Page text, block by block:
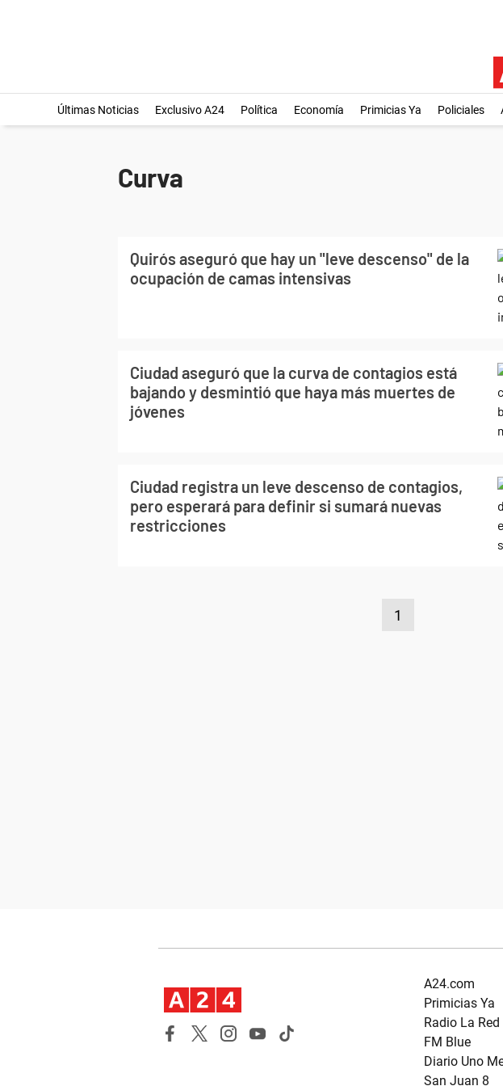
Últimas Noticias Exclusivo A24 Política Economía Primicias Ya Policiales
Curva
Quirós aseguró que hay un "leve descenso" de la
ocupación de camas intensivas
Ciudad aseguró que la curva de contagios está
bajando y desmintió que haya más muertes de
jóvenes
Ciudad registra un leve descenso de contagios,
pero esperará para definir si sumará nuevas
restricciones
1
A24.com
Primicias Ya
Radio La Red
FM Blue
Diario Uno
San Juan 8